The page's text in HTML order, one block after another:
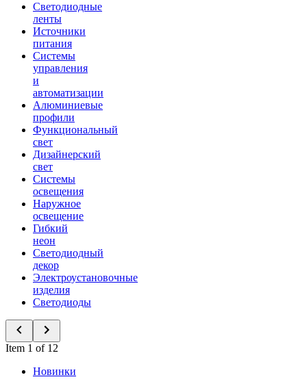
Светодиодные
ленты
Источники
питания
Системы
управления
и
автоматизации
Алюминиевые
профили
Функциональный
свет
Дизайнерский
свет
Системы
освещения
Наружное
освещение
Гибкий
неон
Светодиодный
декор
Электроустановочные
изделия
Светодиоды
Item 1 of 12
Новинки